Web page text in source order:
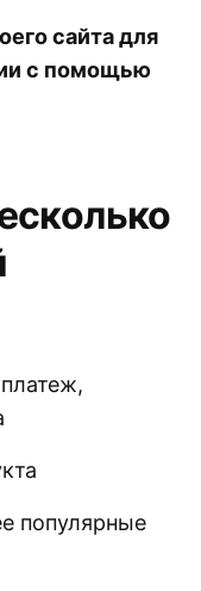
сайта для
с помощью
популярные